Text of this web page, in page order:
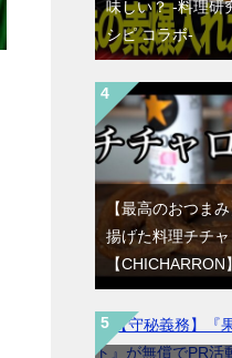
味しい？ -料理研
シピ コラボ-
【最高のおつま
揚げた料理チチ
【CHICHARRON